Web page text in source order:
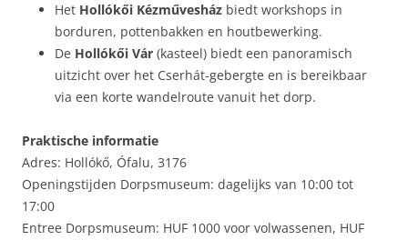
Het Hollókői Kézművesház biedt workshops in
borduren, pottenbakken en houtbewerking.
De Hollókői Vár (kasteel) biedt een panoramisch
uitzicht over het Cserhát-gebergte en is bereikbaar
via een korte wandelroute vanuit het dorp.
Praktische informatie
Adres: Hollókő, Ófalu, 3176
Openingstijden Dorpsmuseum: dagelijks van 10:00 tot
17:00
Entree Dorpsmuseum: HUF 1000 voor volwassenen, HUF